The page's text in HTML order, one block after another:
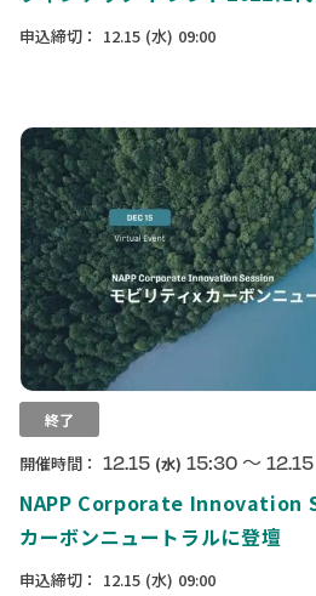
申込締切： 12.15 (水) 09:00
終了
開催時間： 12.15 (水) 15:30 〜 12.15
NAPP Corporate Innovation
カーボンニュートラルに登壇
申込締切： 12.15 (水) 09:00